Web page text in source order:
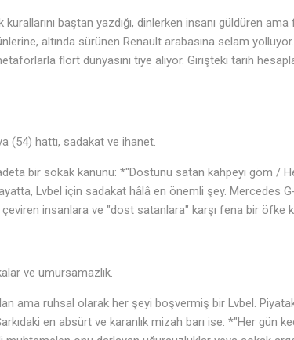
baştan yazdığı, dinlerken insanı güldüren ama
altında sürünen Renault arabasına selam
flört dünyasını tiye alıyor. Girişteki tarih
(54) hattı, sadakat ve ihanet.
bir sokak kanunu: *"Dostunu satan kahpeyi göm /
Lvbel için sadakat hâlâ en önemli şey. Mercedes
insanlara ve "dost satanlara" karşı fena bir öfke
ve umursamazlık.
ama ruhsal olarak her şeyi boşvermiş bir Lvbel.
en absürt ve karanlık mizah barı ise: *"Her gün